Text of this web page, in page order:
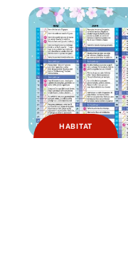
HABITAT